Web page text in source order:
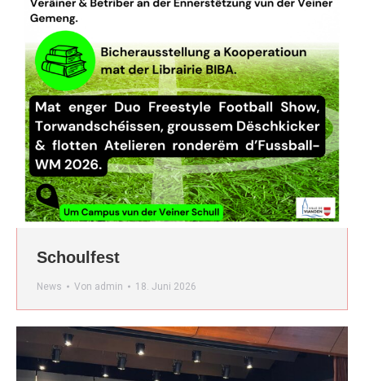
Schoulfest
News Von admin 18. Juni 2026